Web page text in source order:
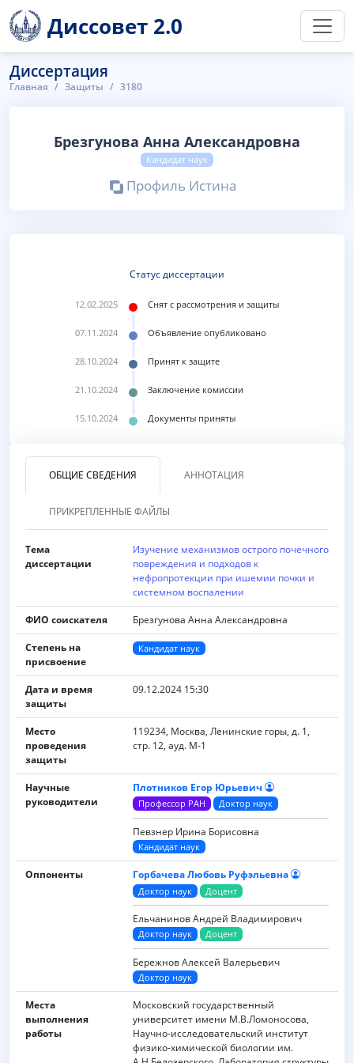
Диссовет 2.0
Диссертация
Главная Защиты 3180
Брезгунова Анна Александровна
Кандидат наук
Профиль Истина
Статус диссертации
12.02.2025 Снят с рассмотрения и защиты
07.11.2024 Объявление опубликовано
28.10.2024 Принят к защите
21.10.2024 Заключение комиссии
15.10.2024 Документы приняты
ОБЩИЕ СВЕДЕНИЯ АННОТАЦИЯ
ПРИКРЕПЛЕННЫЕ ФАЙЛЫ
Тема
диссертации
Изучение механизмов острого почечного
повреждения и подходов к
нефропротекции при ишемии почки и
системном воспалении
ФИО соискателя Брезгунова Анна Александровна
Степень на
присвоение
Кандидат наук
Дата и время
защиты
09.12.2024 15:30
Место
проведения
защиты
119234, Москва, Ленинские горы, д. 1,
стр. 12, ауд. М-1
Научные
руководители
Плотников Егор Юрьевич
Профессор РАН Доктор наук
Певзнер Ирина Борисовна
Кандидат наук
Оппоненты Горбачева Любовь Руфэльевна
Доктор наук Доцент
Ельчанинов Андрей Владимирович
Доктор наук Доцент
Бережнов Алексей Валерьевич
Доктор наук
Места
выполнения
работы
Московский государственный
университет имени M.B.Ломоносова,
Научно-исследовательский институт
физико-химической биологии им.